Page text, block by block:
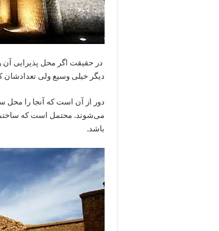
در حقیقت اگر محل پذیرایی آن
دیگر خیلی وسیع ولی تعدادشان
دور از آن است که آنجا را محل
می‌شوند. محتمل است که
باشد.